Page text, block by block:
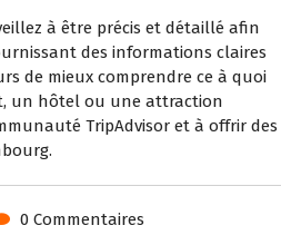
à être précis et détaillé afin
des informations claires
de mieux comprendre ce à quoi
un hôtel ou une attraction
TripAdvisor et à offrir des
0 Commentaires